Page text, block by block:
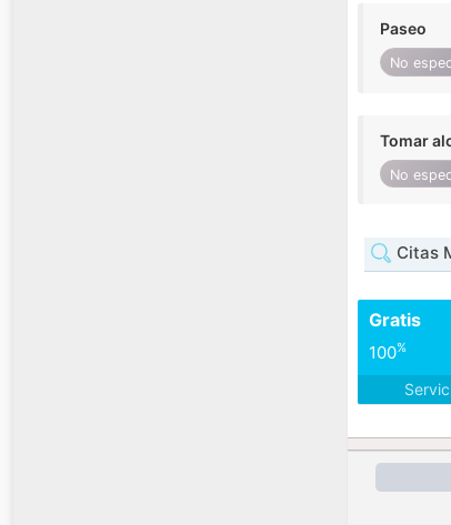
Paseo
No
Tomar
No
Citas
Gratis
100%